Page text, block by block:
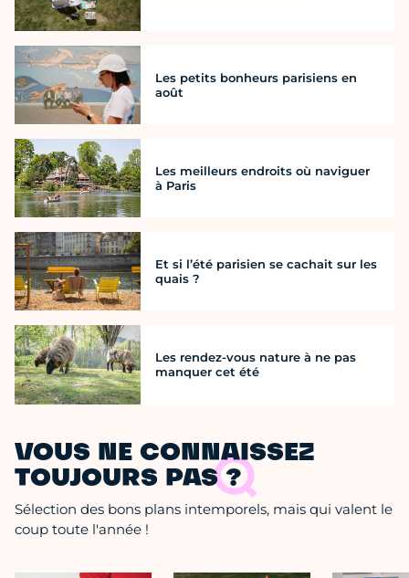
Les petits bonheurs parisiens en
août
Les meilleurs endroits où naviguer
à Paris
Et si l’été parisien se cachait sur les
quais ?
Les rendez-vous nature à ne pas
manquer cet été
VOUS NE CONNAISSEZ
TOUJOURS PAS ?
Sélection des bons plans intemporels, mais qui valent le
coup toute l'année !